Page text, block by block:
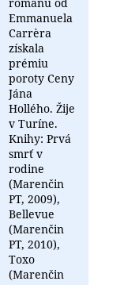
Emmanuela
Carrèra
získala
prémiu
poroty Ceny
Jána
Hollého. Žije
v Turíne.
Knihy: Prvá
smrť v
rodine
(Marenčin
PT, 2009),
Bellevue
(Marenčin
PT, 2010),
Toxo
(Marenčin